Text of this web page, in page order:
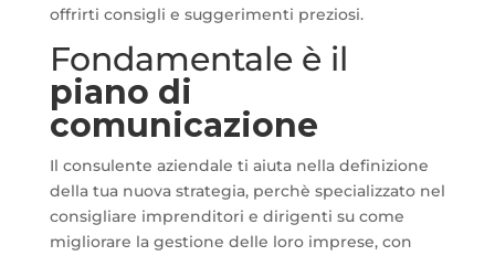
offrirti consigli e suggerimenti preziosi.
Fondamentale è il
piano di
comunicazione
Il consulente aziendale ti aiuta nella definizione
della tua nuova strategia, perchè specializzato nel
consigliare imprenditori e dirigenti su come
migliorare la gestione delle loro imprese, con